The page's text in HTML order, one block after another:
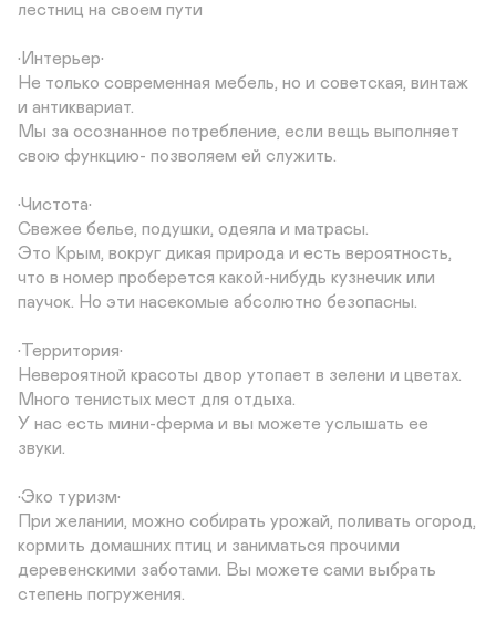
лестниц на своем пути
•Интерьер•
Не только современная мебель, но и советская, винтаж
и антиквариат.
Мы за осознанное потребление, если вещь выполняет
свою функцию- позволяем ей служить.
•Чистота•
Свежее белье, подушки, одеяла и матрасы.
Это Крым, вокруг дикая природа и есть вероятность,
что в номер проберется какой-нибудь кузнечик или
паучок. Но эти насекомые абсолютно безопасны.
•Территория•
Невероятной красоты двор утопает в зелени и цветах.
Много тенистых мест для отдыха.
У нас есть мини-ферма и вы можете услышать ее
звуки.
•Эко туризм•
При желании, можно собирать урожай, поливать огород,
кормить домашних птиц и заниматься прочими
деревенскими заботами. Вы можете сами выбрать
степень погружения.